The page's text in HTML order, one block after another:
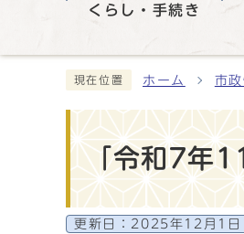
くらし・手続き
現在位置 ホーム 市
「令和7年
更新日： 2025年12月1日